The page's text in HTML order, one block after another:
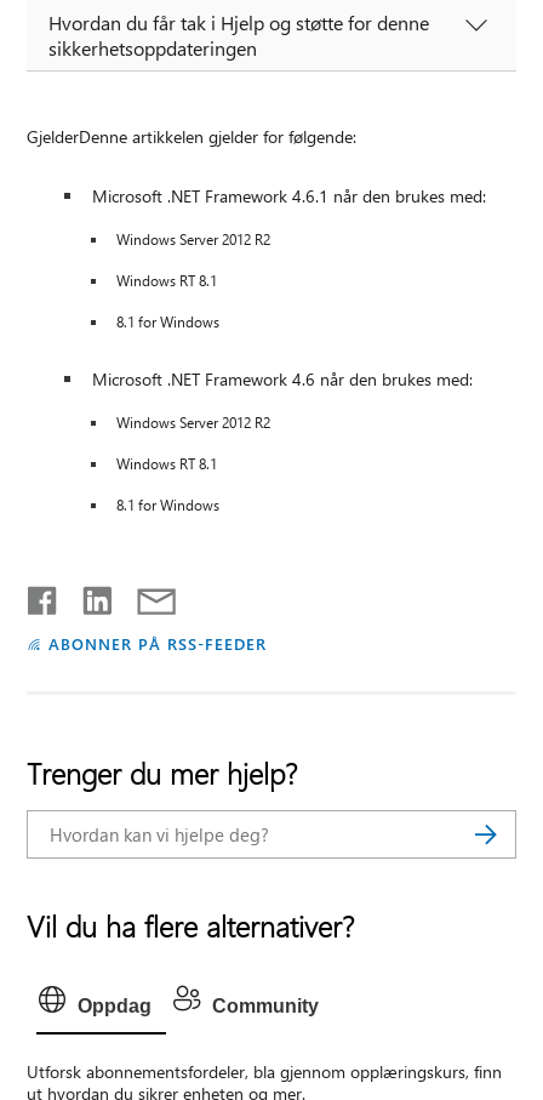
Hvordan du får tak i Hjelp og støtte for denne
sikkerhetsoppdateringen
GjelderDenne artikkelen gjelder for følgende:
Microsoft .NET Framework 4.6.1 når den brukes med:
Windows Server 2012 R2
Windows RT 8.1
8.1 for Windows
Microsoft .NET Framework 4.6 når den brukes med:
Windows Server 2012 R2
Windows RT 8.1
8.1 for Windows
ABONNER PÅ RSS-FEEDER
Trenger du mer hjelp?
Vil du ha flere alternativer?
Oppdag Community
Utforsk abonnementsfordeler, bla gjennom opplæringskurs, finn
ut hvordan du sikrer enheten og mer.